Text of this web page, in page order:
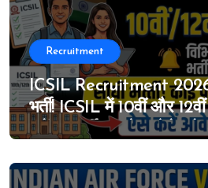
Recruitment
ICSIL Recruitment 2026:
भर्ती! ICSIL में 10वीं और
पदों पर भर्ती का मौका, ऐसे